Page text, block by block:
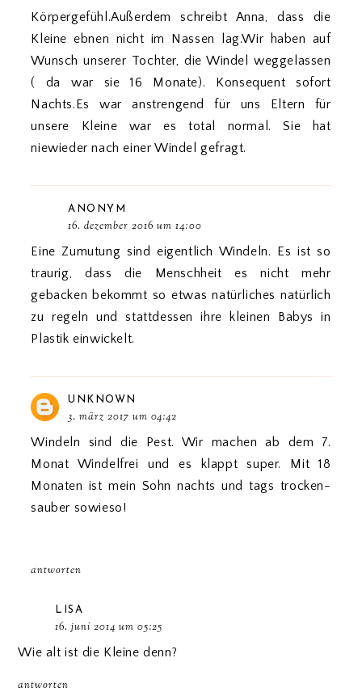
Körpergefühl.Außerdem schreibt Anna, dass die
Kleine ebnen nicht im Nassen lag.Wir haben auf
Wunsch unserer Tochter, die Windel weggelassen
( da war sie 16 Monate). Konsequent sofort
Nachts.Es war anstrengend für uns Eltern für
unsere Kleine war es total normal. Sie hat
niewieder nach einer Windel gefragt.
ANONYM
16. dezember 2016 um 14:00
Eine Zumutung sind eigentlich Windeln. Es ist so
traurig, dass die Menschheit es nicht mehr
gebacken bekommt so etwas natürliches natürlich
zu regeln und stattdessen ihre kleinen Babys in
Plastik einwickelt.
UNKNOWN
3. märz 2017 um 04:42
Windeln sind die Pest. Wir machen ab dem 7.
Monat Windelfrei und es klappt super. Mit 18
Monaten ist mein Sohn nachts und tags trocken-
sauber sowieso!
antworten
LISA
16. juni 2014 um 05:25
Wie alt ist die Kleine denn?
antworten